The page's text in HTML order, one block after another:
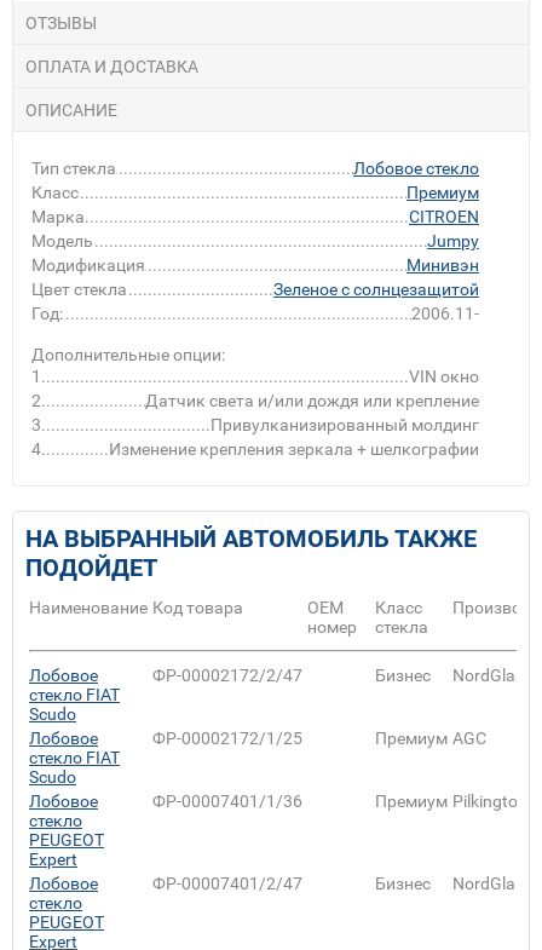
ОТЗЫВЫ
ОПЛАТА И ДОСТАВКА
ОПИСАНИЕ
Тип стекла
Лобовое стекло
Класс
Премиум
Марка
CITROEN
Модель
Jumpy
Модификация
Минивэн
Цвет стекла
Зеленое с солнцезащитой
Год:
2006.11-
Дополнительные опции:
1
VIN окно
2
Датчик света и/или дождя или крепление
3
Привулканизированный молдинг
4
Изменение крепления зеркала + шелкографии
НА ВЫБРАННЫЙ АВТОМОБИЛЬ ТАКЖЕ
ПОДОЙДЕТ
Наименование Код товара
ОЕМ
номер
Класс
стекла
Лобовое
стекло FIAT
Scudo
ФР-00002172/2/47 Бизнес NordGlass
Лобовое
стекло FIAT
Scudo
ФР-00002172/1/25 Премиум AGC
Лобовое
стекло
PEUGEOT
Expert
ФР-00007401/1/36 Премиум Pilkington
Лобовое
стекло
PEUGEOT
Expert
ФР-00007401/2/47 Бизнес NordGlass